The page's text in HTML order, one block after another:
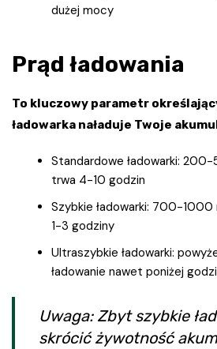
dużej mocy
Prąd ładowania
To kluczowy parametr
ładowarka naładuje Twoje
Standardowe ładowarki:
trwa 4-10 godzin
Szybkie ładowarki: 700-1000
1-3 godziny
Ultraszybkie ładowarki:
ładowanie nawet poniżej
Uwaga: Zbyt szybkie
skrócić żywotność